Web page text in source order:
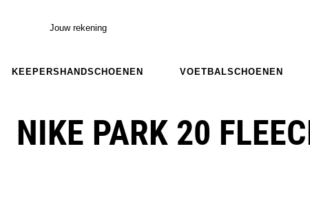
Jouw rekening
KEEPERSHANDSCHOENEN VOETBALSCHOENEN
NIKE PARK 20